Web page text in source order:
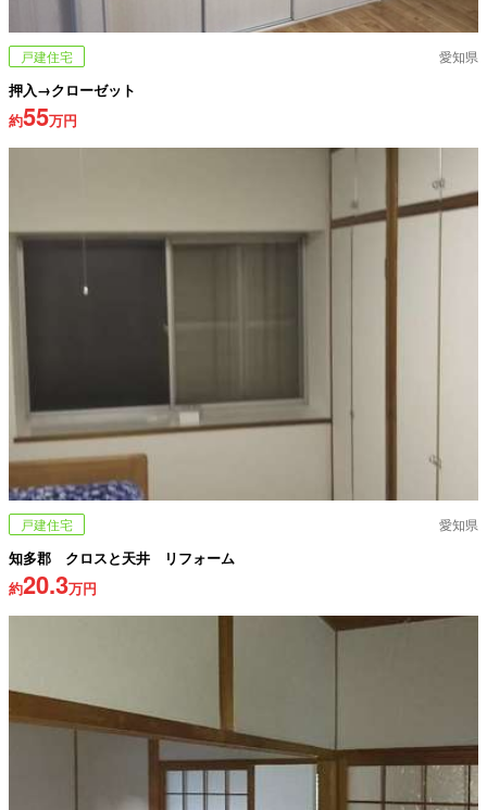
戸建住宅 愛知県
押入→クローゼット
約55万円
戸建住宅 愛知県
知多郡 クロスと天井 リフォーム
約20.3万円